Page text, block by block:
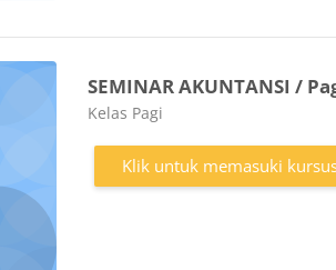
SEMINAR AKUNTANSI /
Kategori kursus
Kelas Pagi
Klik untuk memasuki